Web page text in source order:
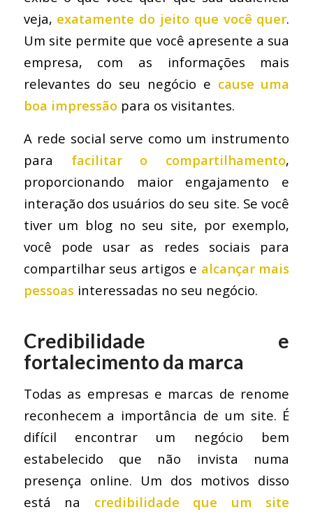
veja, exatamente do jeito que você quer.
Um site permite que você apresente a sua
empresa, com as informações mais
relevantes do seu negócio e cause uma
boa impressãopara os visitantes.
A rede social serve como um instrumento
para facilitar o compartilhamento,
proporcionando maior engajamento e
interação dos usuários do seu site. Se você
tiver um blog no seu site, por exemplo,
você pode usar as redes sociais para
compartilhar seus artigos e alcançar mais
pessoasinteressadas no seu negócio.
Credibilidade e
fortalecimento da marca
Todas as empresas e marcas de renome
reconhecem a importância de um site. É
difícil encontrar um negócio bem
estabelecido que não invista numa
presença online. Um dos motivos disso
está na credibilidade que um site